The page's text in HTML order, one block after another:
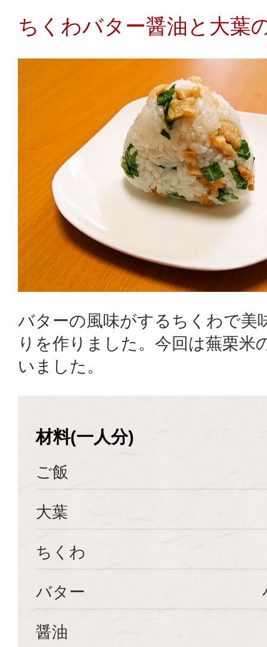
ちくわバター醤油と大葉
バターの風味がするちくわで美
りを作りました。今回は蕪栗米
いました。
材料(一人分)
ご飯
大葉
ちくわ
バター
醤油